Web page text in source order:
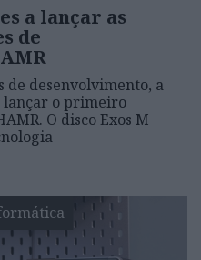
a lançar as
de
de desenvolvimento, a
lançar o primeiro
O disco Exos M